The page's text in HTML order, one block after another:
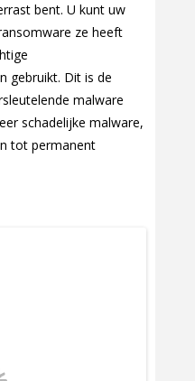
bent. U kunt uw
ze heeft
gebruikt. Dit is de
malware
schadelijke malware,
tot permanent